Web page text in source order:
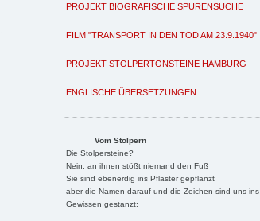
PROJEKT BIOGRAFISCHE SPURENSUCHE
FILM "TRANSPORT IN DEN TOD AM 23.9.1940"
PROJEKT STOLPERTONSTEINE HAMBURG
ENGLISCHE ÜBERSETZUNGEN
Vom Stolpern
Die Stolpersteine?
Nein, an ihnen stößt niemand den Fuß
Sie sind ebenerdig ins Pflaster gepflanzt
aber die Namen darauf und die Zeichen sind uns ins
Gewissen gestanzt: